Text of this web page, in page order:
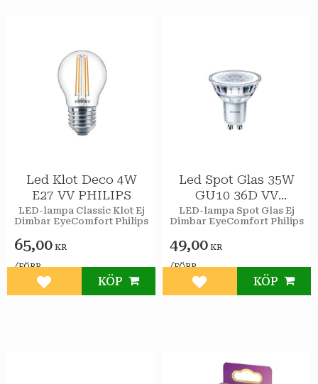
Led Klot Deco 4W
E27 VV PHILIPS
LED-lampa Classic Klot Ej
Dimbar EyeComfort Philips
65,00 KR
/FÖRP
Lägg till i favoriter
KÖP
Led Spot Glas 35W
GU10 36D VV
PHILIPS
LED-lampa Spot Glas Ej
Dimbar EyeComfort Philips
49,00 KR
/FÖRP
Lägg till i favoriter
KÖP